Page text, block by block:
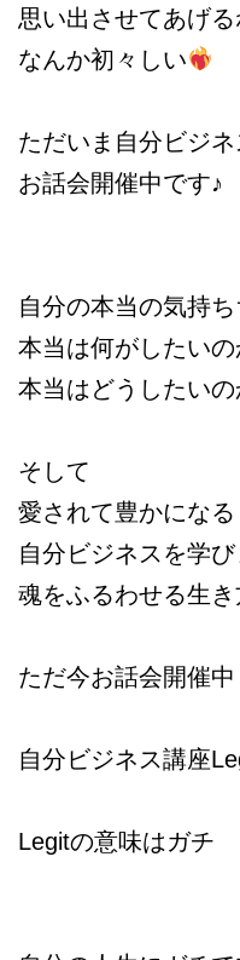
思い出させてあげる
なんか初々しい
ただいま自分ビジ
お話会開催中です♪
自分の本当の気持
本当は何がしたいの
本当はどうしたいの
そして
愛されて豊かになる
自分ビジネスを学
魂をふるわせる生き
ただ今お話会開催中
自分ビジネス講座
Legitの意味はガチ